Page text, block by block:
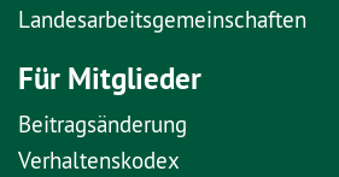
Landesarbeitsgemeinschaften
Für Mitglieder
Beitragsänderung
Verhaltenskodex